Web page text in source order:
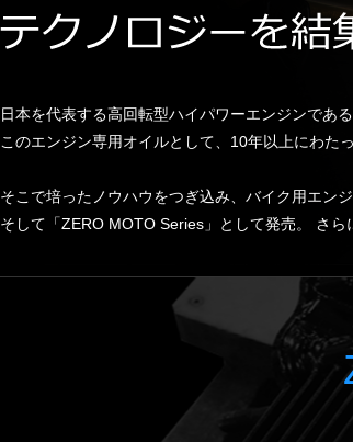
日本を代表する高回転型ハイパワーエンジンであ
このエンジン専用オイルとして、10年以上にわた
そこで培ったノウハウをつぎ込み、バイク用エン
そして「ZERO MOTO Series」として発売。 さら